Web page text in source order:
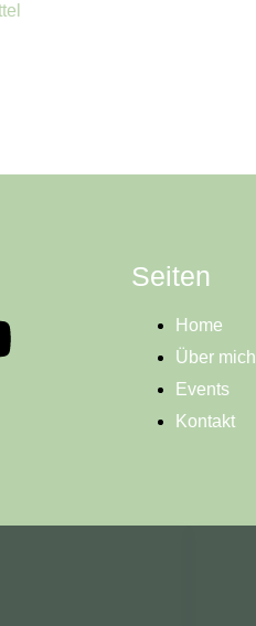
Seiten
Home
Über mich
Events
Kontakt